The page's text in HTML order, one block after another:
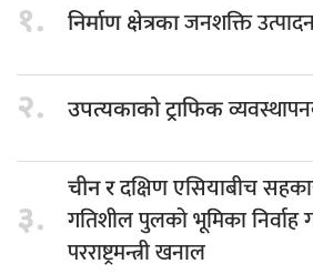
१. निर्माण क्षेत्रकाजनशक्ति
२. उपत्यकाको ट्राफिक
३.
चीन रदक्षिण एसियाबीच
गतिशील पुलको भूमिका निर्वाह
परराष्ट्रमन्त्री खनाल